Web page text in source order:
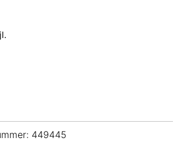
: 449445